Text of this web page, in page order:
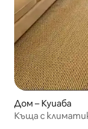
Дом – Куиаба
Къща с